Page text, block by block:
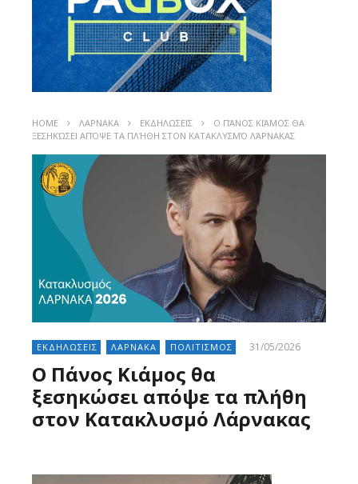
HOME ΛΑΡΝΑΚΑ ΕΚΔΗΛΩΣΕΙΣ
Ο ΠΆΝΟΣ ΚΙΆΜΟΣ ΘΑ
ΞΕΣΗΚΏΣΕΙ ΑΠΌΨΕ ΤΑ ΠΛΉΘΗ ΣΤΟΝ ΚΑΤΑΚΛΥΣΜΌ ΛΆΡΝΑΚΑΣ
ΕΚΔΗΛΩΣΕΙΣ ΛΑΡΝΑΚΑ ΠΟΛΙΤΙΣΜΟΣ 31/05/2026
Ο Πάνος Κιάμος θα
ξεσηκώσει απόψε τα πλήθη
στον Κατακλυσμό Λάρνακας